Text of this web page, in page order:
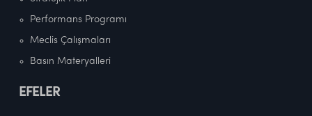
Performans Programı
Meclis Çalışmaları
Basın Materyalleri
EFELER